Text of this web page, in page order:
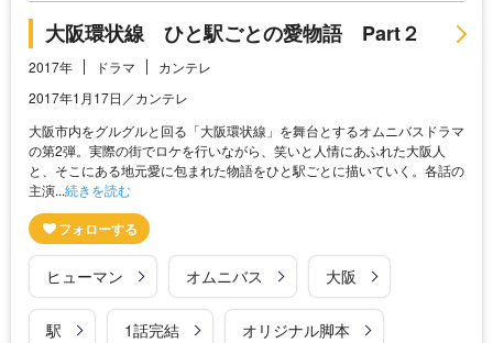
大阪環状線 ひと駅ごとの愛物語 Part２
2017年 ドラマ
カンテレ
2017年1月17日／カンテレ
大阪市内をグルグルと回る「大阪環状線」を舞台とするオムニバスドラマ
の第2弾。実際の街でロケを行いながら、笑いと人情にあふれた大阪人
と、そこにある地元愛に包まれた物語をひと駅ごとに描いていく。各話の
主演...続きを読む
ヒューマン オムニバス 大阪
駅 1話完結 オリジナル脚本